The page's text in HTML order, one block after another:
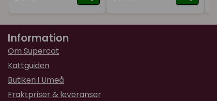
Information
Om Supercat
Kattguiden
Butiken i Umeå
Fraktpriser & leveranser